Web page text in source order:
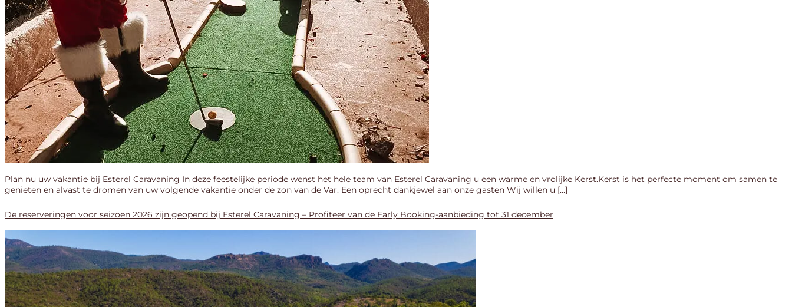
Plan nu uw vakantie bij Esterel Caravaning In deze feestelijke periode wenst het hele team van Esterel Caravaning u een warme en vrolijke Kerst.Kerst is het perfecte moment om samen te
genieten en alvast te dromen van uw volgende vakantie onder de zon van de Var. Een oprecht dankjewel aan onze gasten Wij willen u […]
De reserveringen voor seizoen 2026 zijn geopend bij Esterel Caravaning – Profiteer van de Early Booking-aanbieding tot 31 december